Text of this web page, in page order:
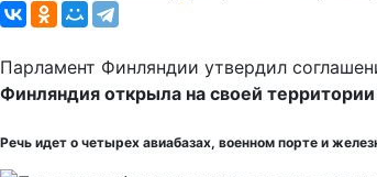
Парламент Финляндии утвердил
Финляндия открыла на своей
Речь идет о четырех авиабазах, военном порте и